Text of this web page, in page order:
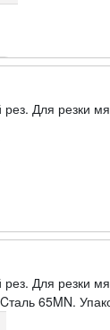
Для резки
с подвесом.
Для резки
65MN.